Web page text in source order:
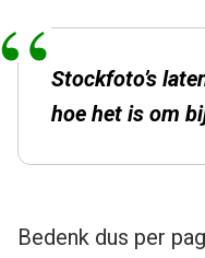
Stockfoto’s
hoe het is om
Bedenk dus per